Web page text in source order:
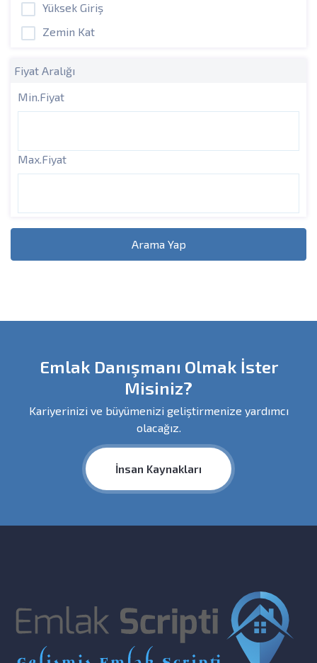
Yüksek Giriş
Zemin Kat
Fiyat Aralığı
Min.Fiyat
Max.Fiyat
Arama Yap
Emlak Danışmanı Olmak İster
Misiniz?
Kariyerinizi ve büyümenizi geliştirmenize yardımcı
olacağız.
İnsan Kaynakları